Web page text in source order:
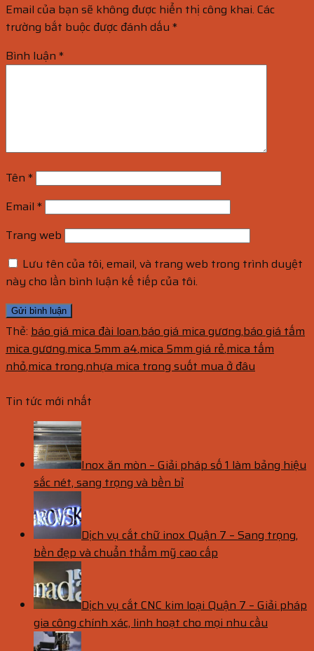
Email của bạn sẽ không được hiển thị công khai. Các
trường bắt buộc được đánh dấu *
Bình luận *
Tên *
Email *
Trang web
Lưu tên của tôi, email, và trang web trong trình duyệt
này cho lần bình luận kế tiếp của tôi.
Thẻ: báo giá mica đài loan,báo giá mica gương,báo giá tấm
mica gương,mica 5mm a4,mica 5mm giá rẻ,mica tấm
nhỏ,mica trong,nhựa mica trong suốt mua ở đâu
Tin tức mới nhất
Inox ăn mòn – Giải pháp số 1 làm bảng hiệu
sắc nét, sang trọng và bền bỉ
Dịch vụ cắt chữ inox Quận 7 – Sang trọng,
bền đẹp và chuẩn thẩm mỹ cao cấp
Dịch vụ cắt CNC kim loại Quận 7 – Giải pháp
gia công chính xác, linh hoạt cho mọi nhu cầu